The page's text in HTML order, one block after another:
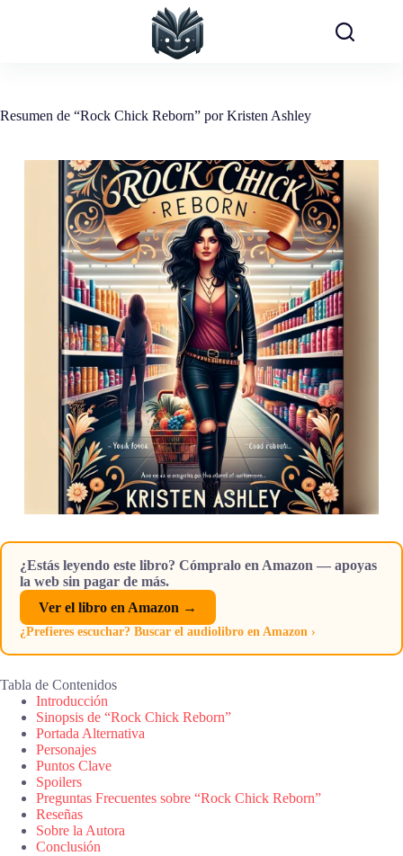
Resumen de “Rock Chick Reborn” por Kristen Ashley
¿Estás leyendo este libro? Cómpralo en Amazon — apoyas
la web sin pagar de más.
Ver el libro en Amazon →
¿Prefieres escuchar? Buscar el audiolibro en Amazon ›
Tabla de Contenidos
Introducción
Sinopsis de “Rock Chick Reborn”
Portada Alternativa
Personajes
Puntos Clave
Spoilers
Preguntas Frecuentes sobre “Rock Chick Reborn”
Reseñas
Sobre la Autora
Conclusión